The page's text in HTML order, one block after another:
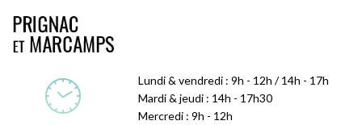
Lundi & vendredi : 9h - 12h / 14h - 17h
Mardi & jeudi : 14h - 17h30
Mercredi : 9h - 12h